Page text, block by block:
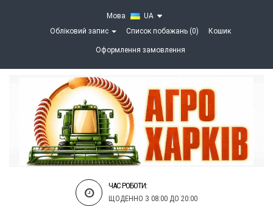
Мова
UA
Обліковий запис
Список побажань (0) Кошик
Оформлення замовлення
ЧАС РОБОТИ:
ЩОДЕННО З 08:00 ДО 20:00